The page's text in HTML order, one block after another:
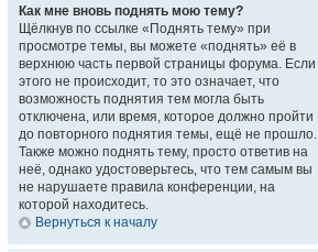
Как мне вновь поднять мою тему?
Щёлкнув по ссылке «Поднять тему» при
просмотре темы, вы можете «поднять» её в
верхнюю часть первой страницы форума. Если
этого не происходит, то это означает, что
возможность поднятия тем могла быть
отключена, или время, которое должно пройти
до повторного поднятия темы, ещё не прошло.
Также можно поднять тему, просто ответив на
неё, однако удостоверьтесь, что тем самым вы
не нарушаете правила конференции, на
которой находитесь.
Вернуться к началу